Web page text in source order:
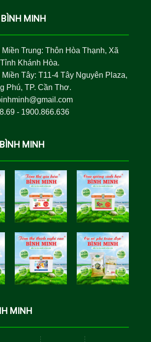
MINH
Miền Trung: Thôn Hòa Thạnh, Xã
Khánh Hòa.
Miền Tây: T11-4 Tây Nguyên Plaza,
Phú, TP. Cần Thơ.
- 1900.866.636
MINH
Học Bình
Minh
MINH